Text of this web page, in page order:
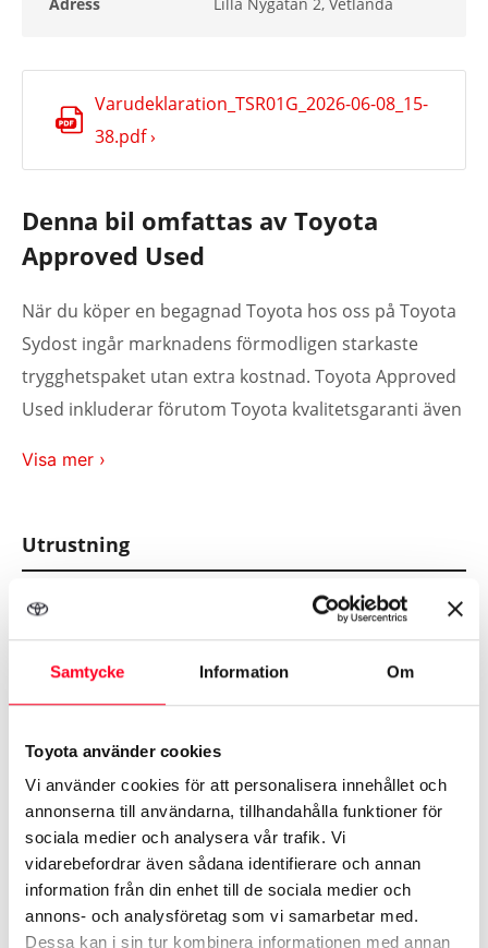
Samtycke Information Om
Toyota använder cookies
Vi använder cookies för att personalisera innehållet och
annonserna till användarna, tillhandahålla funktioner för
sociala medier och analysera vår trafik. Vi
vidarebefordrar även sådana identifierare och annan
information från din enhet till de sociala medier och
annons- och analysföretag som vi samarbetar med.
Dessa kan i sin tur kombinera informationen med annan
Onsdag
08:00 - 17:00
Fredag
08:00 - 17:00
Varudeklaration_TSR01G_2026-06-08_15-
38.pdf ›
Denna bil omfattas av Toyota
Approved Used
När du köper en begagnad Toyota hos oss på Toyota
Sydost ingår marknadens förmodligen starkaste
trygghetspaket utan extra kostnad. Toyota Approved
Used inkluderar förutom Toyota kvalitetsgaranti även
bilens skick har den inför leveransen genomgått en
Kvalitetsgaranti gäller fram till bilen blir 10 år gammal
eller maximalt till 20 000 mil.
Visa mer ›
Utrustning
ACC / Klimatanläggning 2-zon
Adaptiv farthållare
Antispinnsystem